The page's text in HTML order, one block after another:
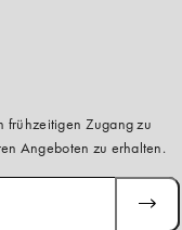
frühzeitigen Zugang zu
Angeboten zu erhalten.